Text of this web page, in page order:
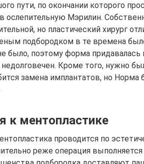
пути, по окончании которого
ослепительную Мэрилин.
но пластический хирург
подбородком в те времена
было, поэтому форма
Кроме того, нужно
замена имплантатов, но Норма
к ментопластике
проводится по
реже операция